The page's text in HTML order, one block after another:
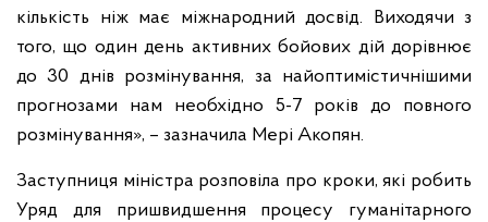
кількість ніж має міжнародний досвід. Виходячи з
того, що один день активних бойових дій дорівнює
до 30 днів розмінування, за найоптимістичнішими
прогнозами нам необхідно 5-7 років до повного
розмінування», – зазначила Мері Акопян.
Заступниця міністра розповіла про кроки, які робить
Уряд для пришвидшення процесу гуманітарного